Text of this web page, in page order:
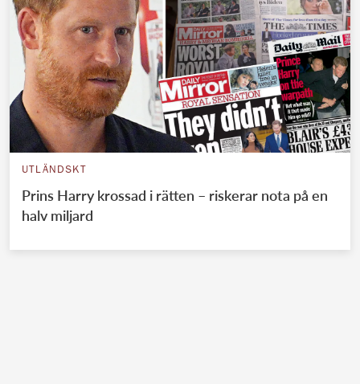
UTLÄNDSKT
Prins Harry krossad i rätten – riskerar nota på en
halv miljard